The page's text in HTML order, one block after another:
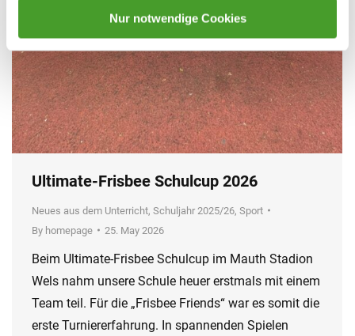
Nur notwendige Cookies
Ultimate-Frisbee Schulcup 2026
Neues aus dem Unterricht, Schuljahr 2025/26, Sport
By homepage 25. May 2026
Beim Ultimate-Frisbee Schulcup im Mauth Stadion
Wels nahm unsere Schule heuer erstmals mit einem
Team teil. Für die „Frisbee Friends“ war es somit die
erste Turniererfahrung. In spannenden Spielen